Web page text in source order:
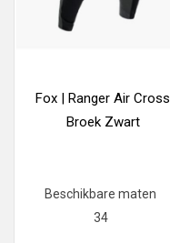
Fox | Ranger Air Cross
Broek Zwart
Beschikbare maten
34